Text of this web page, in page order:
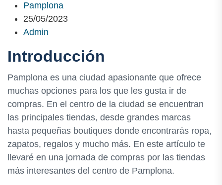
Pamplona
25/05/2023
Admin
Introducción
Pamplona es una ciudad apasionante que ofrece
muchas opciones para los que les gusta ir de
compras. En el centro de la ciudad se encuentran
las principales tiendas, desde grandes marcas
hasta pequeñas boutiques donde encontrarás ropa,
zapatos, regalos y mucho más. En este artículo te
llevaré en una jornada de compras por las tiendas
más interesantes del centro de Pamplona.